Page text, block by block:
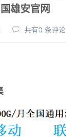
雄安官网
共有0 条评论